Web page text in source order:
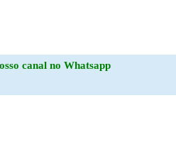
canal no Whatsapp